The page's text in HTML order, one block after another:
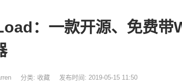
：一款开源、免费带
分类: 收藏 发布时间: 2019-05-15 11:50